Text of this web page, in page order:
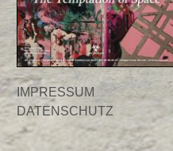
IMPRESSUM
DATENSCHUTZ